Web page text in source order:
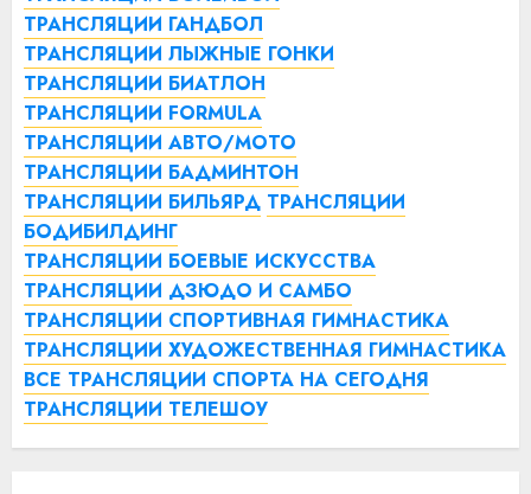
ТРАНСЛЯЦИИ ГАНДБОЛ
ТРАНСЛЯЦИИ ЛЫЖНЫЕ ГОНКИ
ТРАНСЛЯЦИИ БИАТЛОН
ТРАНСЛЯЦИИ FORMULA
ТРАНСЛЯЦИИ АВТО/МОТО
ТРАНСЛЯЦИИ БАДМИНТОН
ТРАНСЛЯЦИИ БИЛЬЯРД ТРАНСЛЯЦИИ
БОДИБИЛДИНГ
ТРАНСЛЯЦИИ БОЕВЫЕ ИСКУССТВА
ТРАНСЛЯЦИИ ДЗЮДО И САМБО
ТРАНСЛЯЦИИ СПОРТИВНАЯ ГИМНАСТИКА
ТРАНСЛЯЦИИ ХУДОЖЕСТВЕННАЯ ГИМНАСТИКА
ВСЕ ТРАНСЛЯЦИИ СПОРТА НА СЕГОДНЯ
ТРАНСЛЯЦИИ ТЕЛЕШОУ